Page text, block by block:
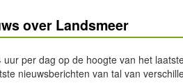
over Landsmeer
uur per dag op de hoogte van het
nieuwsberichten van tal van